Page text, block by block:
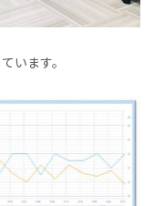
います。